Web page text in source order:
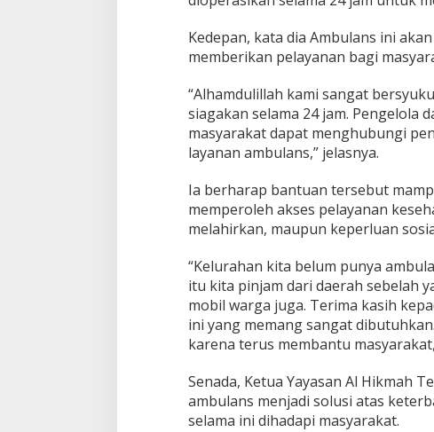
Kedepan, kata dia Ambulans ini
memberikan pelayanan bagi
“Alhamdulillah kami sangat
siagakan selama 24 jam. Pengelola
masyarakat dapat menghubungi
layanan ambulans,” jelasnya.
Ia berharap bantuan tersebut
memperoleh akses pelayanan
melahirkan, maupun keperluan
“Kelurahan kita belum punya
itu kita pinjam dari daerah sebelah
mobil warga juga. Terima kasih
ini yang memang sangat
karena terus membantu
Senada, Ketua Yayasan Al Hikmah
ambulans menjadi solusi atas
selama ini dihadapi masyarakat.